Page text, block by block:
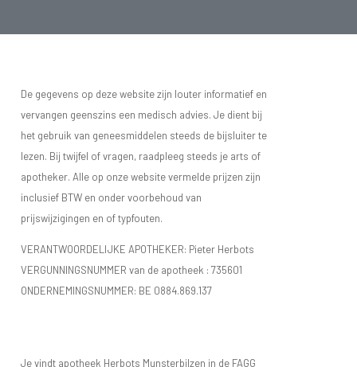
De gegevens op deze website zijn louter informatief en
vervangen geenszins een medisch advies. Je dient bij
het gebruik van geneesmiddelen steeds de bijsluiter te
lezen. Bij twijfel of vragen, raadpleeg steeds je arts of
apotheker. Alle op onze website vermelde prijzen zijn
inclusief BTW en onder voorbehoud van
prijswijzigingen en of typfouten.
VERANTWOORDELIJKE APOTHEKER: Pieter Herbots
VERGUNNINGSNUMMER van de apotheek : 735601
ONDERNEMINGSNUMMER: BE 0884.869.137
Je vindt apotheek Herbots Munsterbilzen in de FAGG